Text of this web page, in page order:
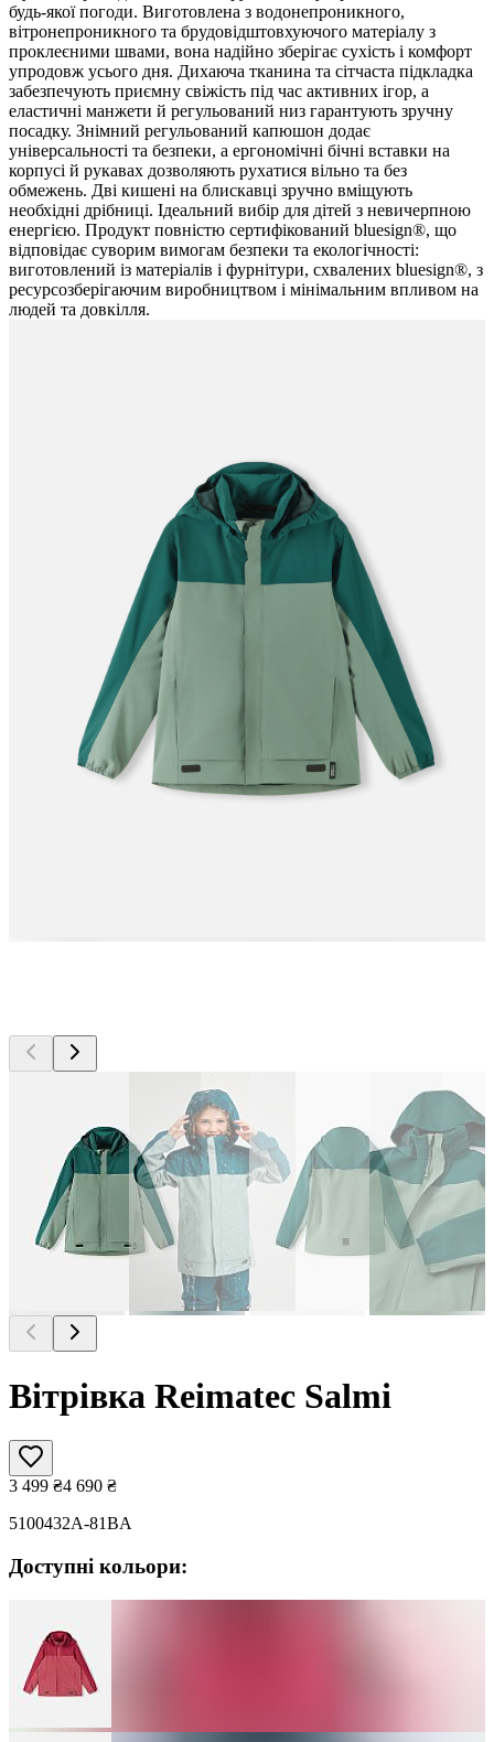
будь-якої погоди. Виготовлена з водонепроникного,
вітронепроникного та брудовідштовхуючого матеріалу з
проклеєними швами, вона надійно зберігає сухість і комфорт
упродовж усього дня. Дихаюча тканина та сітчаста підкладка
забезпечують приємну свіжість під час активних ігор, а
еластичні манжети й регульований низ гарантують зручну
посадку. Знімний регульований капюшон додає
універсальності та безпеки, а ергономічні бічні вставки на
корпусі й рукавах дозволяють рухатися вільно та без
обмежень. Дві кишені на блискавці зручно вміщують
необхідні дрібниці. Ідеальний вибір для дітей з невичерпною
енергією. Продукт повністю сертифікований bluesign®, що
відповідає суворим вимогам безпеки та екологічності:
виготовлений із матеріалів і фурнітури, схвалених bluesign®, з
ресурсозберігаючим виробництвом і мінімальним впливом на
людей та довкілля.
Вітрівка Reimatec Salmi
3 499 ₴4 690 ₴
5100432A-81BA
Доступні кольори: